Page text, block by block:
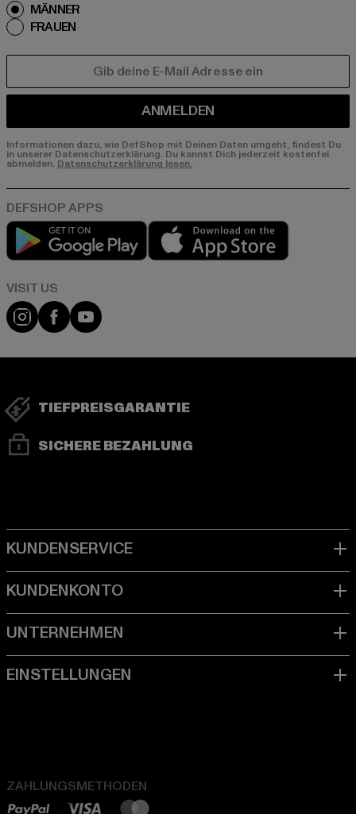
MÄNNER
FRAUEN
ANMELDEN
Informationen dazu, wie DefShop mit Deinen Daten umgeht, findest Du
in unserer Datenschutzerklärung. Du kannst Dich jederzeit kostenfei
abmelden. Datenschutzerklärung lesen.
Play market
Visit our Instagram page:
Visit our Facebook page:
Visit our YouTube channel:
TIEFPREISGARANTIE
SICHERE BEZAHLUNG
ZAHLUNGSMETHODEN